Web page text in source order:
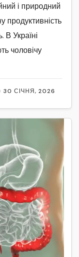
30 СІЧНЯ, 2026
і природний
продуктивність
В Україні
чоловічу